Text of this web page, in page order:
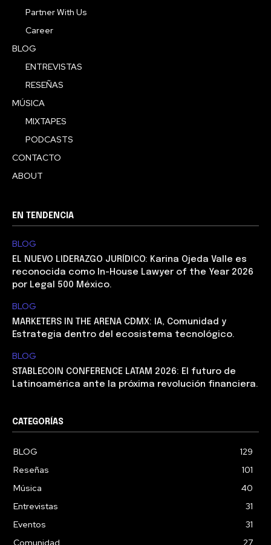
Partner With Us
Career
BLOG
ENTREVISTAS
RESEÑAS
MÚSICA
MIXTAPES
PODCASTS
CONTACTO
ABOUT
EN TENDENCIA
BLOG
EL NUEVO LIDERAZGO JURÍDICO: Karina Ojeda Valle es
reconocida como In-House Lawyer of the Year 2026
por Legal 500 México.
BLOG
MARKETERS IN THE ARENA CDMX: IA, Comunidad y
Estrategia dentro del ecosistema tecnológico.
BLOG
STABLECOIN CONFERENCE LATAM 2026: El futuro de
Latinoamérica ante la próxima revolución financiera.
CATEGORÍAS
BLOG
129
Reseñas
101
Música
40
Entrevistas
31
Eventos
31
Comunidad
27